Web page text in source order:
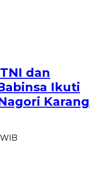
dan
Ikuti
Karang